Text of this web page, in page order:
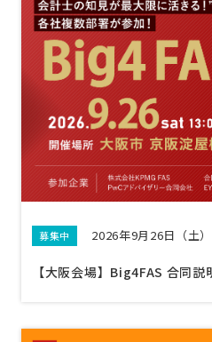
募集中 2026年9月26日（土
【大阪会場】Big4FAS 合同説